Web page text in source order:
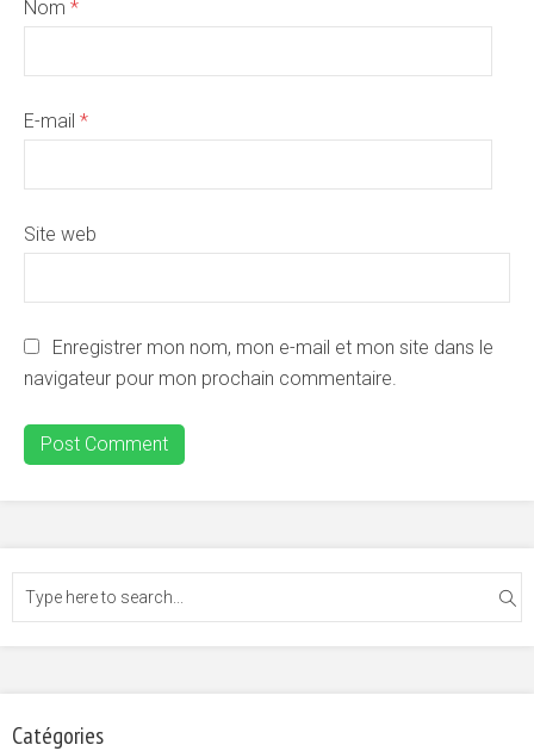
Nom *
E-mail *
Site web
Enregistrer mon nom, mon e-mail et mon site dans le
navigateur pour mon prochain commentaire.
Catégories